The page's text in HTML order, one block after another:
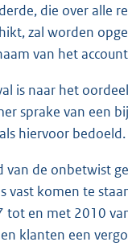
die over alle
zal worden
van het
is naar het
sprake van een
hiervoor bedoeld.
van de onbetwist
vast komen te
tot en met 2010
klanten een